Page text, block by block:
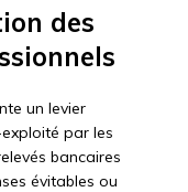
des
un levier
par les
bancaires
évitables ou